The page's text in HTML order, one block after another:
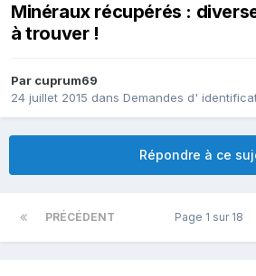
Minéraux récupérés :
à trouver !
Par cuprum69
24 juillet 2015 dans Demandes d'
Répondre à ce
PRÉCÉDENT Page 1 sur 18